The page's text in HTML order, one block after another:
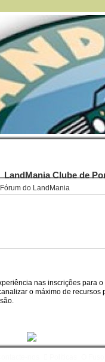
LandMania Clube de
Fórum do LandMania
nas inscrições para
o máximo de recursos